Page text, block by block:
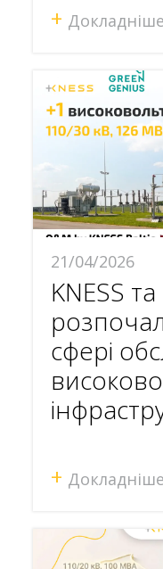
+ Докладніше
21/04/2026
KNESS
сфері
+ Докладніше